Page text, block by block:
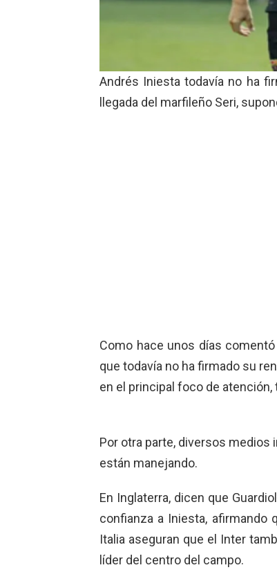
Andrés Iniesta todavía no ha
llegada del marfileño Seri,
Como hace unos días
que todavía no ha firmado su
en el principal foco de
Por otra parte, diversos medios
están manejando.
En Inglaterra, dicen que
confianza a Iniesta,
Italia aseguran que el Inter
líder del centro del campo.